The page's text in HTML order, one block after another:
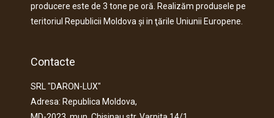
producere este de 3 tone pe oră. Realizăm produsele pe
teritoriul Republicii Moldova şi in ţările Uniunii Europene.
Contacte
SRL "DARON-LUX"
Adresa: Republica Moldova,